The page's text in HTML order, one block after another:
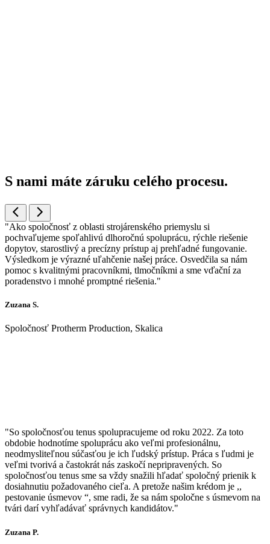
S nami máte záruku celého procesu.
"Ako spoločnosť z oblasti strojárenského priemyslu si
pochvaľujeme spoľahlivú dlhoročnú spoluprácu, rýchle riešenie
dopytov, starostlivý a precízny prístup aj prehľadné fungovanie.
Výsledkom je výrazné uľahčenie našej práce. Osvedčila sa nám
pomoc s kvalitnými pracovníkmi, tlmočníkmi a sme vďační za
poradenstvo i mnohé promptné riešenia."
Zuzana S.
Spoločnosť Protherm Production, Skalica
"So spoločnosťou tenus spolupracujeme od roku 2022. Za toto
obdobie hodnotíme spoluprácu ako veľmi profesionálnu,
neodmysliteľnou súčasťou je ich ľudský prístup. Práca s ľudmi je
veľmi tvorivá a častokrát nás zaskočí nepripravených. So
spoločnosťou tenus sme sa vždy snažili hľadať spoločný prienik k
dosiahnutiu požadovaného cieľa. A pretože našim krédom je ,,
pestovanie úsmevov “, sme radi, že sa nám spoločne s úsmevom na
tvári darí vyhľadávať správnych kandidátov."
Zuzana P.